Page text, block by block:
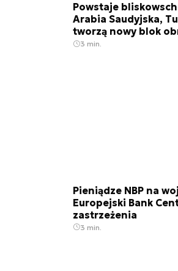
Powstaje
Arabia Saudyjska,
tworzą nowy blok
3 min.
Pieniądze NBP na
Europejski Bank
zastrzeżenia
3 min.